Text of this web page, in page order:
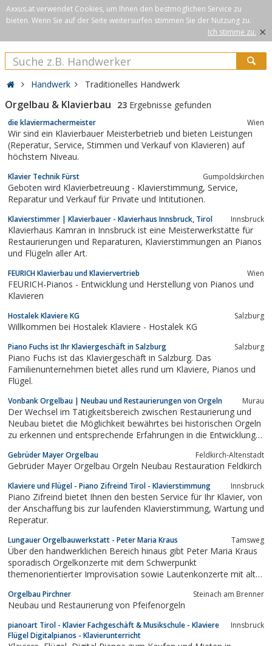
Axxus.at verwendet Cookies, um Ihnen den bestmöglichen Service zu
bieten. Wenn Sie auf der Seite weitersurfen stimmen Sie der Nutzung zu.
Ich stimme zu. ×
Handwerk Traditionelles Handwerk
Orgelbau & Klavierbau 23 Ergebnisse gefunden
die klaviermachermeister Wien
Wir sind ein Klavierbauer Meisterbetrieb und bieten Leistungen
(Reperatur, Service, Stimmen und Verkauf von Klavieren) auf
höchstem Niveau.
Klavier Technik Fürst Gumpoldskirchen
Geboten wird Klavierbetreuung - Klavierstimmung, Service,
Reparatur und Verkauf für Private und Intitutionen.
Klavierstimmer | Klavierbauer - Klavierhaus Innsbruck, Tirol Innsbruck
Klavierhaus Kamran in Innsbruck ist eine Meisterwerkstätte für
Restaurierungen und Reparaturen, Klavierstimmungen an Pianos
und Flügeln aller Art.
FEURICH Klavierbau und Klaviervertrieb Wien
FEURICH-Pianos - Entwicklung und Herstellung von Pianos und
Klavieren
Hostalek Klaviere KG Salzburg
Willkommen bei Hostalek Klaviere - Hostalek KG
Piano Fuchs ist Ihr Klaviergeschäft in Salzburg Salzburg
Piano Fuchs ist das Klaviergeschäft in Salzburg. Das
Familienunternehmen bietet alles rund um Klaviere, Pianos und
Flügel.
Vonbank Orgelbau | Neubau und Restaurierungen von Orgeln Murau
Der Wechsel im Tätigkeitsbereich zwischen Restaurierung und
Neubau bietet die Möglichkeit bewährtes bei historischen Orgeln
zu erkennen und entsprechende Erfahrungen in die Entwicklung
Gebrüder Mayer Orgelbau Feldkirch-Altenstadt
Gebrüder Mayer Orgelbau Orgeln Neubau Restauration Feldkirch
Klaviere und Flügel - Piano Zifreind Tirol - Klavierstimmung Innsbruck
Piano Zifreind bietet Ihnen den besten Service für Ihr Klavier, von
der Anschaffung bis zur laufenden Klavierstimmung, Wartung und
Reperatur.
Lungauer Orgelbauwerkstatt - Peter Maria Kraus Tamsweg
Über den handwerklichen Bereich hinaus gibt Peter Maria Kraus
sporadisch Orgelkonzerte mit dem Schwerpunkt
themenorientierter Improvisation sowie Lautenkonzerte mit alter
Orgelbau Pirchner Steinach am Brenner
Neubau und Restaurierung von Pfeifenorgeln
pianoart Tirol - Klavier Fachgeschäft & Musikschule - Klaviere
Flügel Digitalpianos - Klavierunterricht
Innsbruck